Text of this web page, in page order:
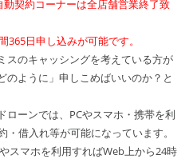
契約コーナーは全店舗営業終了致
日申し込みが可能です。
スのキャッシングを考えている方が
のように」申しこめばいいのか？と
ローンでは、PCやスマホ・携帯を利
借入れ等が可能になっています。
スマホを利用すればWeb上から24時